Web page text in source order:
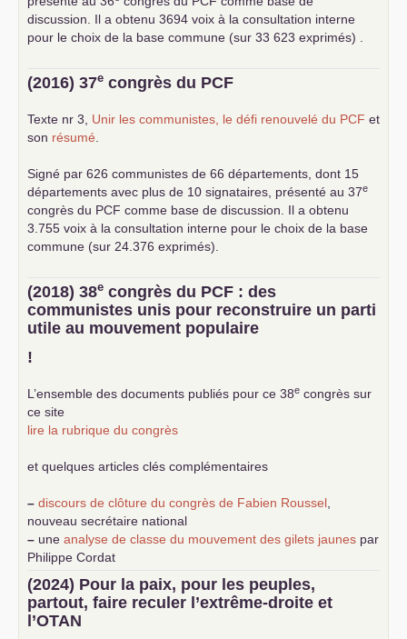
discussion. Il a obtenu 3694 voix à la consultation interne
pour le choix de la base commune (sur 33 623 exprimés) .
(2016) 37e congrès du PCF
Texte nr 3, Unir les communistes, le défi renouvelé du PCF et
son résumé
Signé par 626 communistes de 66 départements, dont 15
départements avec plus de 10 signataires, présenté au 37e
congrès du PCF comme base de discussion. Il a obtenu
3.755 voix à la consultation interne pour le choix de la base
commune (sur 24.376 exprimés).
(2018) 38e congrès du PCF : des
communistes unis pour reconstruire un parti
utile au mouvement populaire
!
L’ensemble des documents publiés pour ce 38e congrès sur
ce site
lire la rubrique du congrès
et quelques articles clés complémentaires
– discours de clôture du congrès de Fabien Roussel
nouveau secrétaire national
– une analyse de classe du mouvement des gilets jaunes par
Philippe Cordat
–
un texte de Jean-Claude Delaunay
le marxisme est la
science sociale de notre temps
–un appel proposé aux partis communistes et ouvrier
d’Europe
(2024) Pour la paix, pour les peuples,
partout, faire reculer l’extrême-droite et
l’OTAN